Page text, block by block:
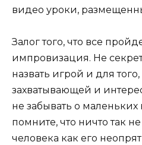
видео уроки,
Залог того, что все
импровизация. Не
назвать игрой и для
захватывающей и
не забывать о
помните, что ничто так не
человека как его